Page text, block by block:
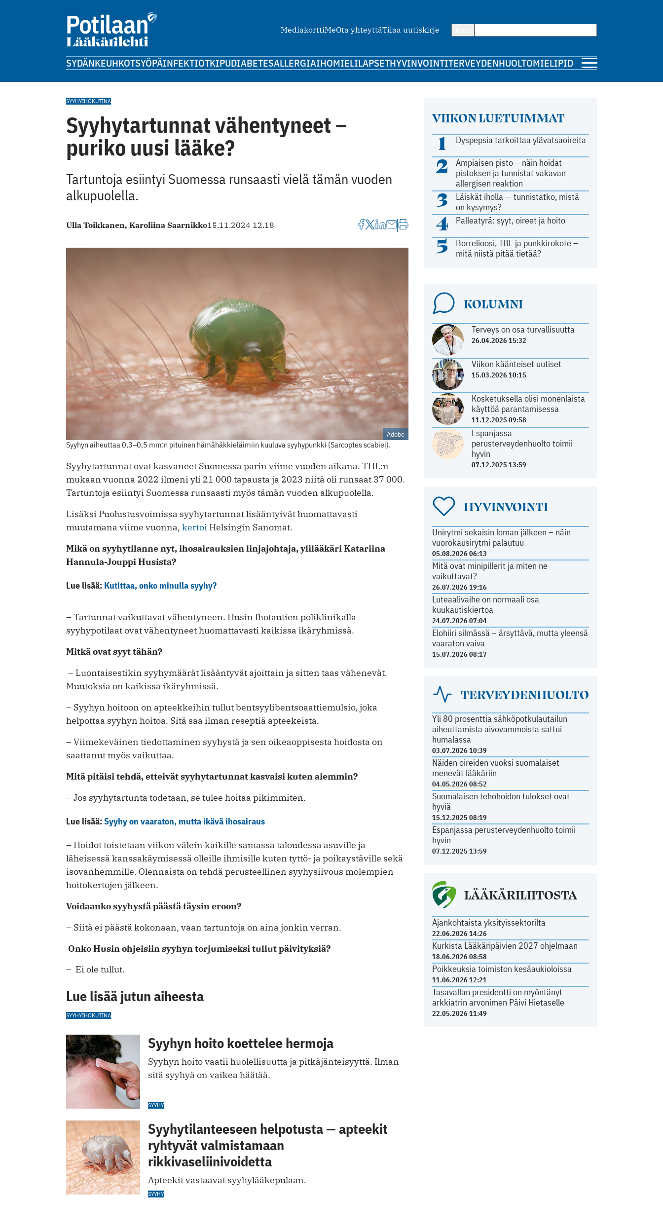
MediakorttiMeOta yhteyttäTilaa uutiskirje
SYDÄNKEUHKOTSYÖPÄINFEKTIOTKIPUDIABETESALLERGIAIHOMIELILAPSETHYVINVOINTITERVEYDENHUOLTOMIELIPIDE
VIIKON LUETUIMMAT
1 Dyspepsia tarkoittaa ylävatsaoireita
2
Ampiaisen pisto – näin hoidat
pistoksen ja tunnistat vakavan
allergisen reaktion
3
Läiskät iholla — tunnistatko, mistä
on kysymys?
4 Palleatyrä: syyt, oireet ja hoito
5
Borrelioosi, TBE ja punkkirokote –
mitä niistä pitää tietää?
KOLUMNI
Terveys on osa turvallisuutta
26.04.2026 15:32
Viikon käänteiset uutiset
15.03.2026 10:15
Kosketuksella olisi monenlaista
käyttöä parantamisessa
11.12.2025 09:58
Espanjassa
perusterveydenhuolto toimii
hyvin
07.12.2025 13:59
HYVINVOINTI
Unirytmi sekaisin loman jälkeen – näin
vuorokausirytmi palautuu
05.08.2026 06:13
Mitä ovat minipillerit ja miten ne
vaikuttavat?
26.07.2026 19:16
Luteaalivaihe on normaali osa
kuukautiskiertoa
24.07.2026 07:04
Elohiiri silmässä – ärsyttävä, mutta yleensä
vaaraton vaiva
15.07.2026 08:17
TERVEYDENHUOLTO
Yli 80 prosenttia sähköpotkulautailun
aiheuttamista aivovammoista sattui
humalassa
03.07.2026 10:39
Näiden oireiden vuoksi suomalaiset
menevät lääkäriin
04.05.2026 08:52
Suomalaisen tehohoidon tulokset ovat
hyviä
15.12.2025 08:19
Espanjassa perusterveydenhuolto toimii
hyvin
07.12.2025 13:59
LÄÄKÄRILIITOSTA
Ajankohtaista yksityissektorilta
22.06.2026 14:26
Kurkista Lääkäripäivien 2027 ohjelmaan
18.06.2026 08:58
Poikkeuksia toimiston kesäaukioloissa
11.06.2026 12:21
Tasavallan presidentti on myöntänyt
arkkiatrin arvonimen Päivi Hietaselle
22.05.2026 11:49
SYYHYIHOKUTINA
Syyhytartunnat vähentyneet ­­–
puriko uusi lääke?
Tartuntoja esiintyi Suomessa runsaasti vielä tämän vuoden
alkupuolella.
Ulla Toikkanen, Karoliina Saarnikko15.11.2024 12.18
Adobe
Syyhyn aiheuttaa 0,3–0,5 mm:n pituinen hämähäkkieläimiin kuuluva syyhypunkki (Sarcoptes scabiei).
Syyhytartunnat ovat kasvaneet Suomessa parin viime vuoden aikana. THL:n
mukaan vuonna 2022 ilmeni yli 21 000 tapausta ja 2023 niitä oli runsaat 37 000.
Tartuntoja esiintyi Suomessa runsaasti myös tämän vuoden alkupuolella.
Lisäksi Puolustusvoimissa syyhytartunnat lisääntyivät huomattavasti
muutamana viime vuonna, kertoi Helsingin Sanomat.
Mikä on syyhytilanne nyt, ihosairauksien linjajohtaja, ylilääkäri Katariina
Hannula-Jouppi Husista?
Lue lisää: Kutittaa, onko minulla syyhy?
– Tartunnat vaikuttavat vähentyneen. Husin Ihotautien poliklinikalla
syyhypotilaat ovat vähentyneet huomattavasti kaikissa ikäryhmissä.
Mitkä ovat syyt tähän?
– Luontaisestikin syyhymäärät lisääntyvät ajoittain ja sitten taas vähenevät.
Muutoksia on kaikissa ikäryhmissä.
– Syyhyn hoitoon on apteekkeihin tullut bentsyylibentsoaattiemulsio, joka
helpottaa syyhyn hoitoa. Sitä saa ilman reseptiä apteekeista.
– Viimekeväinen tiedottaminen syyhystä ja sen oikeaoppisesta hoidosta on
saattanut myös vaikuttaa.
Mitä pitäisi tehdä, etteivät syyhytartunnat kasvaisi kuten aiemmin?
– Jos syyhytartunta todetaan, se tulee hoitaa pikimmiten.
Lue lisää:Syyhy on vaaraton, mutta ikävä ihosairaus
­– Hoidot toistetaan viikon välein kaikille samassa taloudessa asuville ja
läheisessä kanssakäymisessä olleille ihmisille kuten tyttö- ja poikaystäville sekä
isovanhemmille. Olennaista on tehdä perusteellinen syyhysiivous molempien
hoitokertojen jälkeen.
Voidaanko syyhystä päästä täysin eroon?
– Siitä ei päästä kokonaan, vaan tartuntoja on aina jonkin verran.
Onko Husin ohjeisiin syyhyn torjumiseksi tullut päivityksiä?
– Ei ole tullut.
Lue lisää jutun aiheesta
SYYHYIHOKUTINA
Syyhyn hoito koettelee hermoja
Syyhyn hoito vaatii huolellisuutta ja pitkäjänteisyyttä. Ilman
sitä syyhyä on vaikea häätää.
SYYHY
Syyhytilanteeseen helpotusta — apteekit
ryhtyvät valmistamaan
rikkivaseliinivoidetta
Apteekit vastaavat syyhylääkepulaan.
SYYHY